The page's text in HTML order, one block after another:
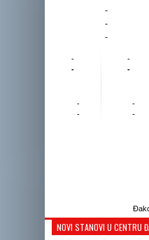
-
-
-
-
-
-
-
-
-
-
-
NOVI STANOVI U CENTRU